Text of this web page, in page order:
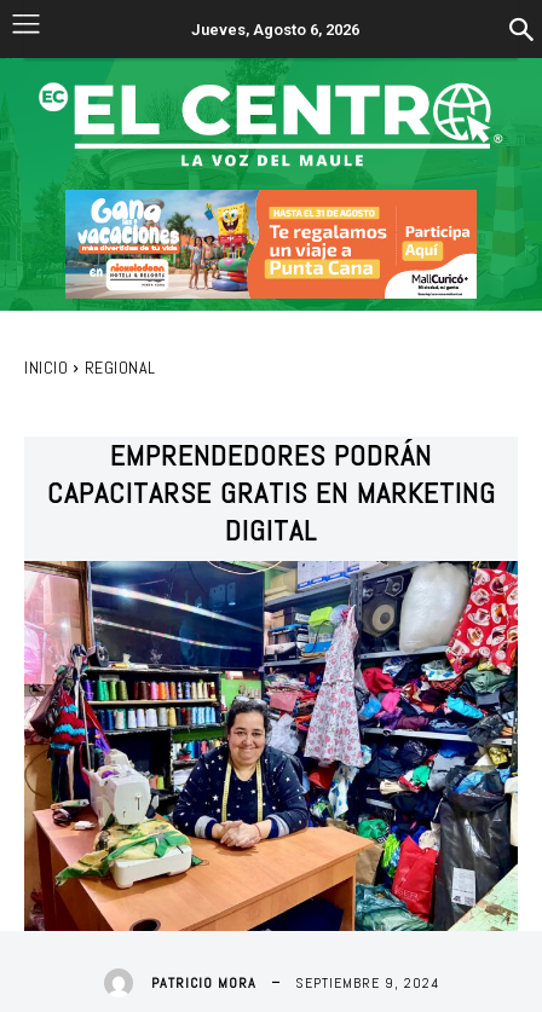
Jueves, Agosto 6, 2026
INICIO REGIONAL
EMPRENDEDORES PODRÁN
CAPACITARSE GRATIS EN MARKETING
DIGITAL
PATRICIO MORA SEPTIEMBRE 9, 2024